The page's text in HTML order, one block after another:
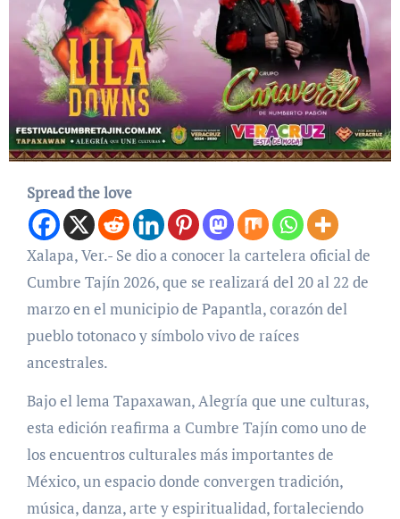
Spread the love
Xalapa, Ver.- Se dio a conocer la cartelera oficial de
Cumbre Tajín 2026, que se realizará del 20 al 22 de
marzo en el municipio de Papantla, corazón del
pueblo totonaco y símbolo vivo de raíces
ancestrales.
Bajo el lema Tapaxawan, Alegría que une culturas,
esta edición reafirma a Cumbre Tajín como uno de
los encuentros culturales más importantes de
México, un espacio donde convergen tradición,
música, danza, arte y espiritualidad, fortaleciendo